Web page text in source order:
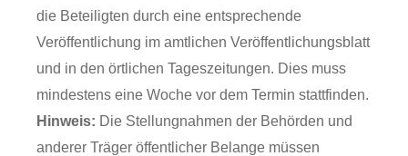
die Beteiligten durch eine entsprechende
Veröffentlichung im amtlichen Veröffentlichungsblatt
und in den örtlichen Tageszeitungen. Dies muss
mindestens eine Woche vor dem Termin stattfinden.
Hinweis: Die Stellungnahmen der Behörden und
anderer Träger öffentlicher Belange müssen